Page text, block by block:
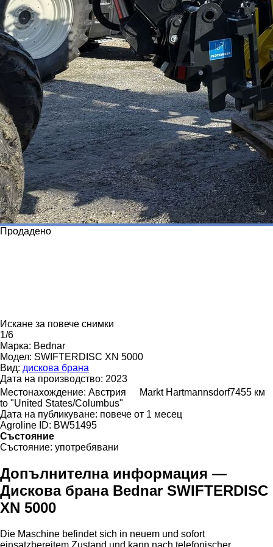
Продадено
Искане за повече снимки
1/6
Марка: Bednar
Модел: SWIFTERDISC XN 5000
Вид: дискова брана
Дата на производство: 2023
Местонахождение: Австрия Markt Hartmannsdorf7455 км
to "United States/Columbus"
Дата на публикуване: повече от 1 месец
Agroline ID: BW51495
Състояние
Състояние: употребявани
Допълнителна информация —
Дискова брана Bednar SWIFTERDISC
XN 5000
Die Maschine befindet sich in neuem und sofort
einsatzbereitem Zustand und kann nach telefonischer